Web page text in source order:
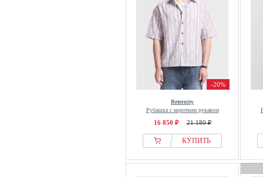
-20%
Reternity
Рубашка с коротким рукавом
16 850 ₽ 21 180 ₽
КУПИТЬ